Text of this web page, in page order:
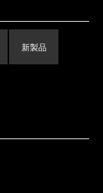
新製品